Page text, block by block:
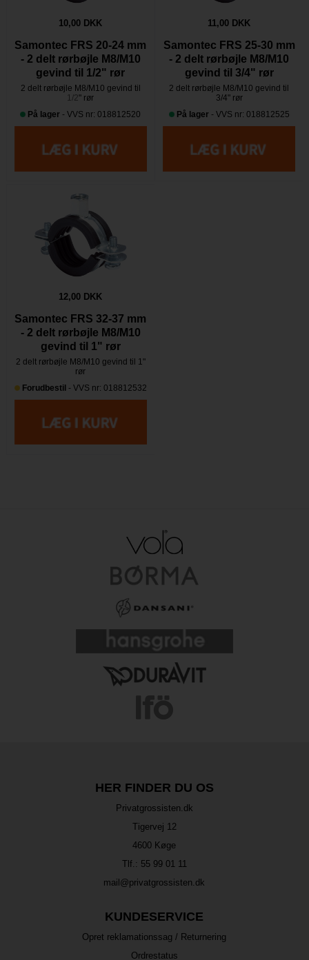
10,00 DKK
Samontec FRS 20-24 mm
- 2 delt rørbøjle M8/M10
gevind til 1/2" rør
2 delt rørbøjle M8/M10 gevind til
1/2" rør
På lager - VVS nr: 018812520
11,00 DKK
Samontec FRS 25-30 mm
- 2 delt rørbøjle M8/M10
gevind til 3/4" rør
2 delt rørbøjle M8/M10 gevind til
3/4" rør
På lager - VVS nr: 018812525
12,00 DKK
Samontec FRS 32-37 mm
- 2 delt rørbøjle M8/M10
gevind til 1" rør
2 delt rørbøjle M8/M10 gevind til 1"
rør
Forudbestil - VVS nr: 018812532
HER FINDER DU OS
Privatgrossisten.dk
Tigervej 12
4600 Køge
Tlf.: 55 99 01 11
mail@privatgrossisten.dk
KUNDESERVICE
Opret reklamationssag / Returnering
Ordrestatus